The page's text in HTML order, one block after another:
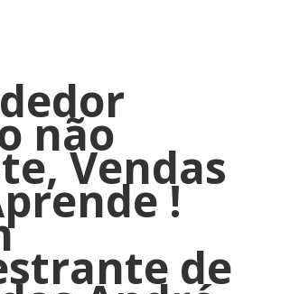
não
Vendas
!
de